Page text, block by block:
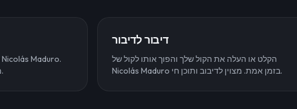
מושלם לקריינות, מצגות ויצירת תוכן.
דיבור לדיבור
הקלט או העלה את הקול שלך והפוך אותו לקול של
Nicolás Maduro בזמן אמת. מצוין לדיבוב ותוכן חי.